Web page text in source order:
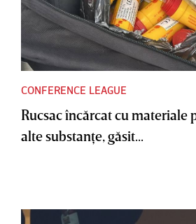
CONFERENCE LEAGUE
Rucsac încărcat cu materiale
alte substanţe, găsit...